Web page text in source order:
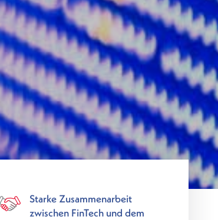
Starke Zusammenarbeit
zwischen FinTech und dem